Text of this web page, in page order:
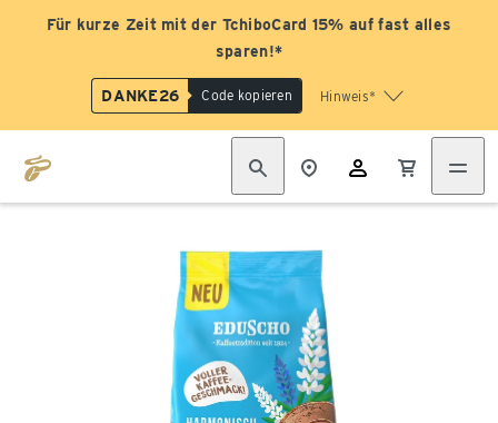
Für kurze Zeit mit der TchiboCard 15% auf fast alles
sparen!*
DANKE26 Code kopieren Hinweis*